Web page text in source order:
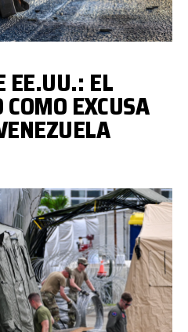
EE.UU.: EL
EXCUSA